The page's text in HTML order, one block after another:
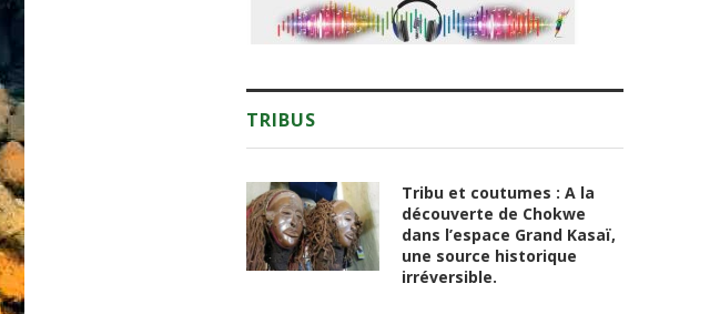
TRIBUS
Tribu et coutumes : A la
découverte de Chokwe
dans l’espace Grand Kasaï,
une source historique
irréversible.